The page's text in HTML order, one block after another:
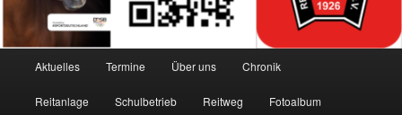
Aktuelles Termine Über uns Chronik
Reitanlage Schulbetrieb Reitweg Fotoalbum